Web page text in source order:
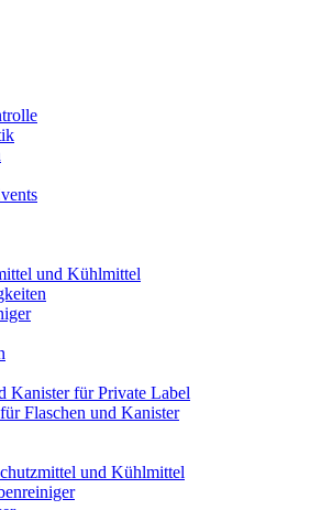
und Kühlmittel
Kanister für Private Label
Flaschen und Kanister
und Kühlmittel